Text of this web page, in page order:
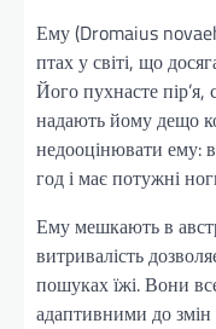
Ему (Dromaius
птах у світі, що
Його пухнасте
надають йому дещо
недооцінювати ему:
год і має потужні
Ему мешкають в
витривалість
пошуках їжі. Вони
адаптивними до